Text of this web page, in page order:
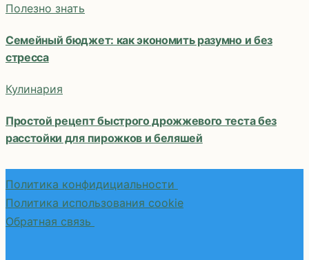
Полезно знать
Семейный бюджет: как экономить разумно и без
стресса
Кулинария
Простой рецепт быстрого дрожжевого теста без
расстойки для пирожков и беляшей
Политика конфидициальности
Политика использования cookie
Обратная связь